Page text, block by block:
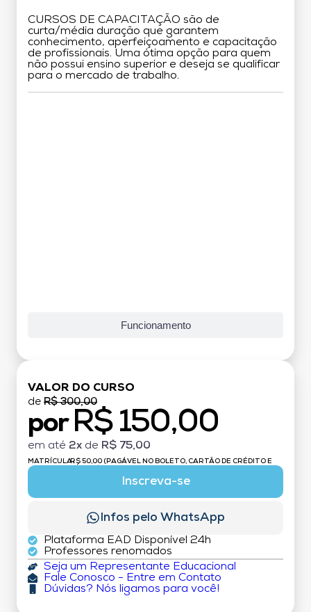
CURSOS DE CAPACITAÇÃO são de
curta/média duração que garantem
conhecimento, aperfeiçoamento e capacitação
de profissionais. Uma ótima opção para quem
não possui ensino superior e deseja se qualificar
para o mercado de trabalho.
Funcionamento
VALOR DO CURSO
de R$ 300,00
por R$ 150,00
em até 2x de R$ 75,00
MATRÍCULA:R$ 50,00 (PAGÁVEL NO BOLETO, CARTÃO DE CRÉDITO E
Inscreva-se
Infos pelo WhatsApp
Plataforma EAD Disponível 24h
Professores renomados
Seja um Representante Educacional
Fale Conosco - Entre em Contato
Dúvidas? Nós ligamos para você!